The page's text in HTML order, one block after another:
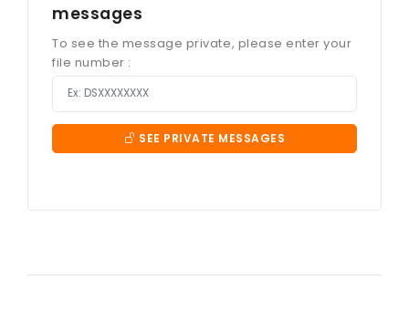
messages
To see the message private, please enter your
file number :
SEE PRIVATE MESSAGES